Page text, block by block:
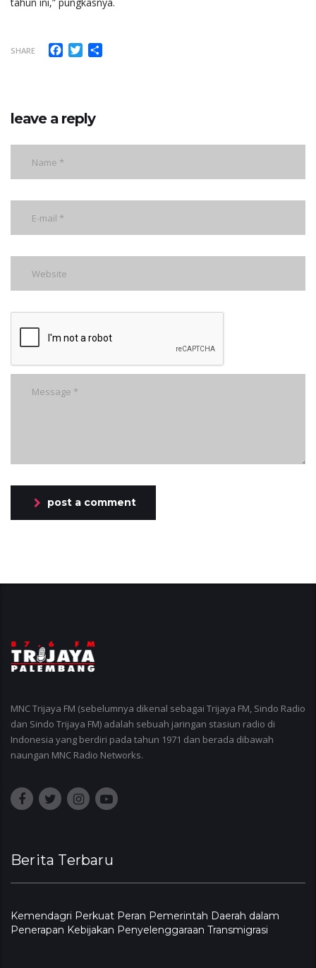
SHARE Facebook
Twitter
leave a reply
post a comment
MNC Trijaya FM (sebelumnya dikenal sebagai Trijaya FM, Sindo Radio
dan Sindo Trijaya FM) adalah sebuah jaringan stasiun radio di
Indonesia yang berdiri pada tahun 1971 dan berada dibawah
naungan MNC Radio Networks.
Berita Terbaru
Kemendagri Perkuat Peran Pemerintah Daerah dalam
Penerapan Kebijakan Penyelenggaraan Transmigrasi